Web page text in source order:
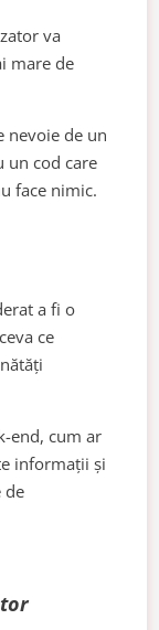
va
mare de
nevoie de un
un cod care
face nimic.
a fi o
ce
end, cum ar
informații și
de